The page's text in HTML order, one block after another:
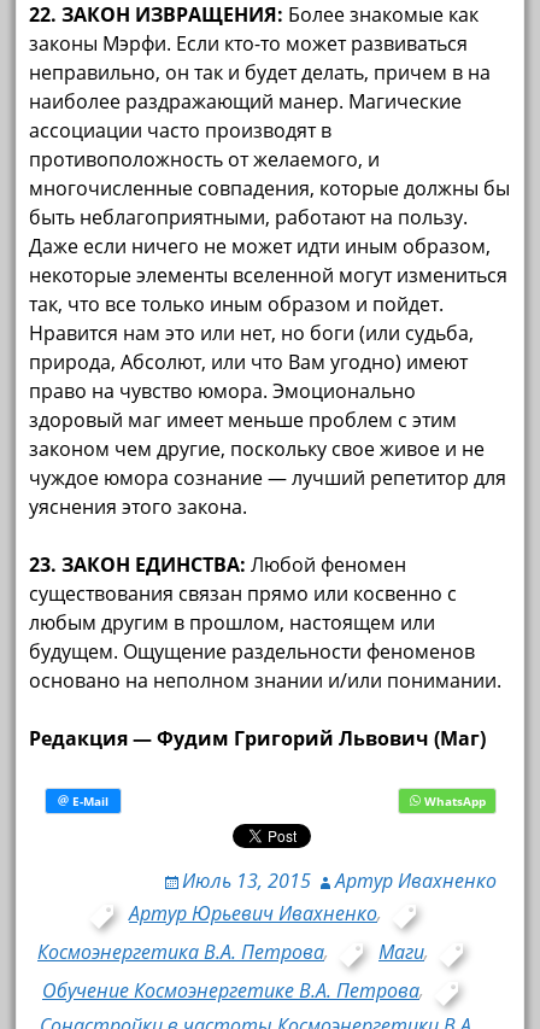
22. ЗАКОН ИЗВРАЩЕНИЯ: Более знакомые как
законы Мэрфи. Если кто-то может развиваться
неправильно, он так и будет делать, причем в на
наиболее раздражающий манер. Магические
ассоциации часто производят в
противоположность от желаемого, и
многочисленные совпадения, которые должны бы
быть неблагоприятными, работают на пользу.
Даже если ничего не может идти иным образом,
некоторые элементы вселенной могут измениться
так, что все только иным образом и пойдет.
Нравится нам это или нет, но боги (или судьба,
природа, Абсолют, или что Вам угодно) имеют
право на чувство юмора. Эмоционально
здоровый маг имеет меньше проблем с этим
законом чем другие, поскольку свое живое и не
чуждое юмора сознание — лучший репетитор для
уяснения этого закона.
23. ЗАКОН ЕДИНСТВА: Любой феномен
существования связан прямо или косвенно с
любым другим в прошлом, настоящем или
будущем. Ощущение раздельности феноменов
основано на неполном знании и/или понимании.
Редакция — Фудим Григорий Львович (Маг)
Июль 13, 2015
Артур Ивахненко
Артур Юрьевич Ивахненко,
Космоэнергетика В.А. Петрова, Маги,
Обучение Космоэнергетике В.А. Петрова,